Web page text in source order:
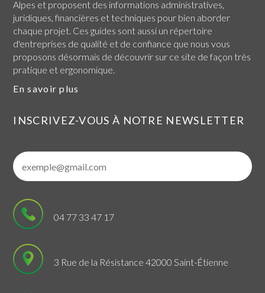
Alpes et proposent des informations administratives,
juridiques, financières et techniques pour bien aborder
chaque projet. Ces guides sont aussi un répertoire
d'entreprises de qualité et de confiance que nous vous
proposons désormais de découvrir sur ce site de façon très
pratique et ergonomique.
En savoir plus
INSCRIVEZ-VOUS À NOTRE NEWSLETTER
04 77 33 47 17
3 Rue de la Résistance 42000 Saint-Étienne